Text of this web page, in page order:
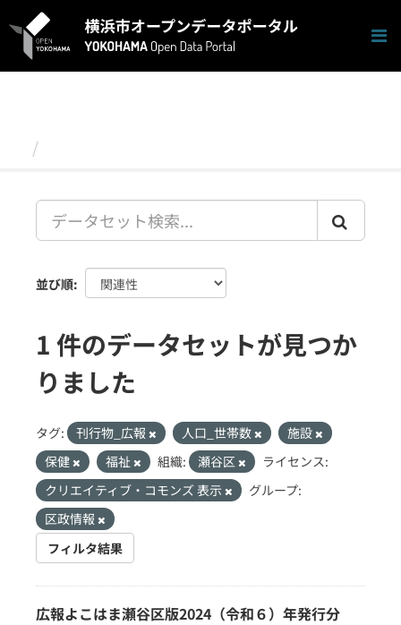
キ
並び順
1 件のデータセットが見つか
りました
タグ: 刊行物_広報 人口_世帯数
施設
保健
福祉 組織: 瀬谷区
ライセンス:
クリエイティブ・コモンズ 表示
グループ:
区政情報
フィルタ結果
広報よこはま瀬谷区版2024（令和６）年発行分